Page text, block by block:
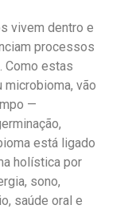
vivem dentro e
processos
Como estas
microbioma, vão
—
está ligado
holística por
sono,
saúde oral e